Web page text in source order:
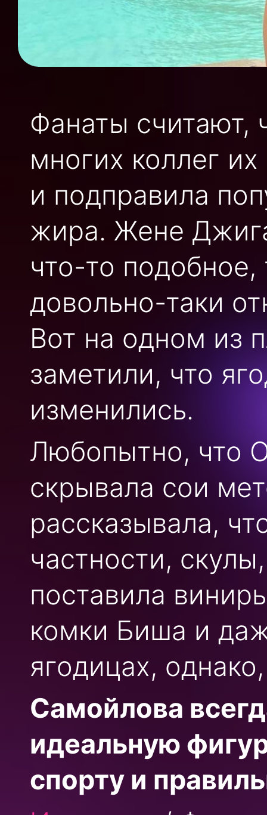
Фанаты считают,
многих коллег
и подправила
жира. Жене
что-то подобное,
довольно-таки
Вот на одном из
заметили, что
изменились.
Любопытно, что
скрывала сои
рассказывала,
частности,
поставила
комки Биша и
ягодицах,
Самойлова
идеальную
спорту и